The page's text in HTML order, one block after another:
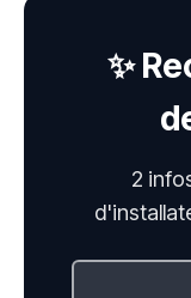
✨
2